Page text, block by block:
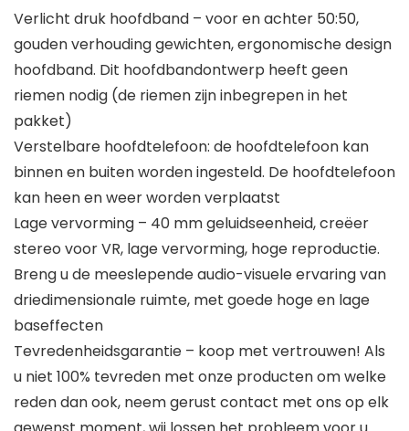
Verlicht druk hoofdband – voor en achter 50:50,
gouden verhouding gewichten, ergonomische design
hoofdband. Dit hoofdbandontwerp heeft geen
riemen nodig (de riemen zijn inbegrepen in het
pakket)
Verstelbare hoofdtelefoon: de hoofdtelefoon kan
binnen en buiten worden ingesteld. De hoofdtelefoon
kan heen en weer worden verplaatst
Lage vervorming – 40 mm geluidseenheid, creëer
stereo voor VR, lage vervorming, hoge reproductie.
Breng u de meeslepende audio-visuele ervaring van
driedimensionale ruimte, met goede hoge en lage
baseffecten
Tevredenheidsgarantie – koop met vertrouwen! Als
u niet 100% tevreden met onze producten om welke
reden dan ook, neem gerust contact met ons op elk